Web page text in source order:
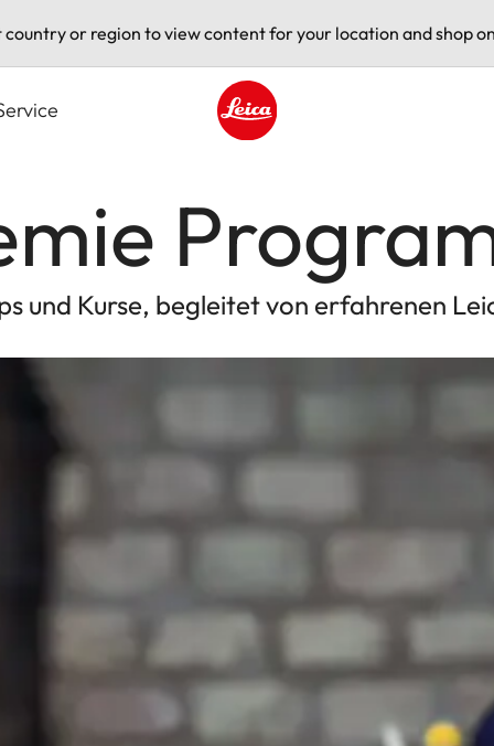
country or region to view content for your location and shop
und Kurse, begleitet von erfahrenen